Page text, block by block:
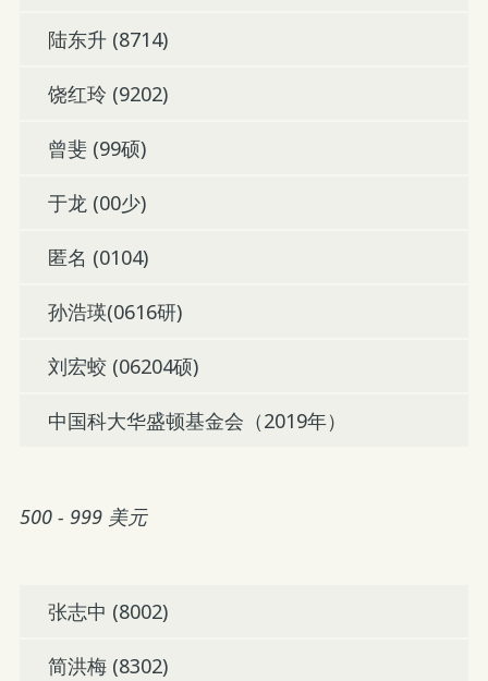
陆东升 (8714)
饶红玲 (9202)
曾斐 (99硕)
于龙 (00少)
匿名 (0104)
孙浩瑛(0616研)
刘宏蛟 (06204硕)
中国科大华盛顿基金会（2019年）
500 - 999 美元
张志中 (8002)
简洪梅 (8302)